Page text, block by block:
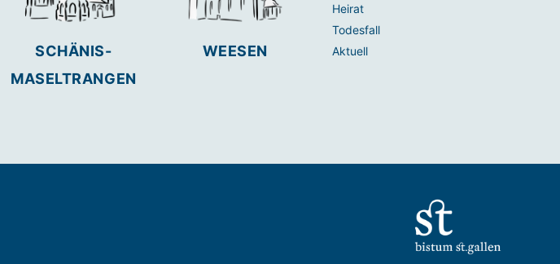
SCHÄNIS-
MASELTRANGEN
WEESEN
Heirat
Todesfall
Aktuell